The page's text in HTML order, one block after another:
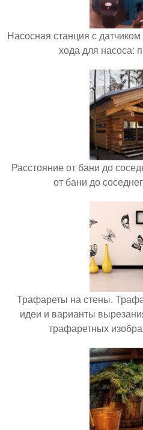
Насосная станция с датчиком
хода для насоса:
Расстояние от бани до
от бани до
Трафареты на стены.
идеи и варианты
трафаретных